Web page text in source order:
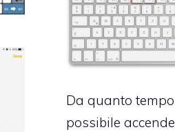
Da quanto
possibile